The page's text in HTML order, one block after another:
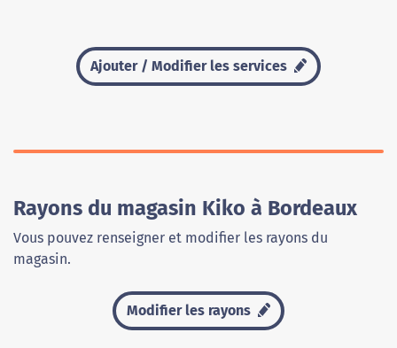
Ajouter / Modifier les services
Rayons du magasin Kiko à Bordeaux
Vous pouvez renseigner et modifier les rayons du
magasin.
Modifier les rayons